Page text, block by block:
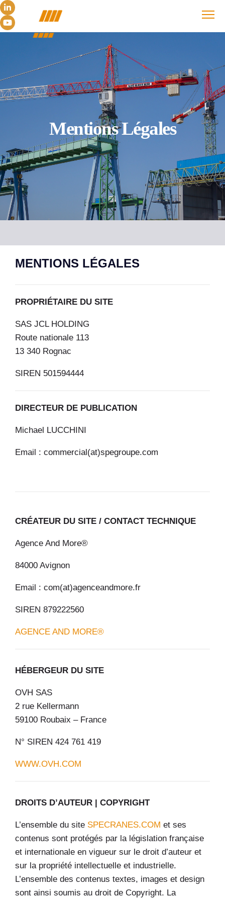
Mentions Légales
MENTIONS LÉGALES
PROPRIÉTAIRE DU SITE
SAS JCL HOLDING
Route nationale 113
13 340 Rognac
SIREN 501594444
DIRECTEUR DE PUBLICATION
Michael LUCCHINI
Email : commercial(at)spegroupe.com
CRÉATEUR DU SITE / CONTACT TECHNIQUE
Agence And More®
84000 Avignon
Email : com(at)agenceandmore.fr
SIREN 879222560
AGENCE AND MORE®
HÉBERGEUR DU SITE
OVH SAS
2 rue Kellermann
59100 Roubaix – France
N° SIREN 424 761 419
WWW.OVH.COM
DROITS D’AUTEUR | COPYRIGHT
L’ensemble du site SPECRANES.COM et ses
contenus sont protégés par la législation française
et internationale en vigueur sur le droit d’auteur et
sur la propriété intellectuelle et industrielle.
L’ensemble des contenus textes, images et design
sont ainsi soumis au droit de Copyright. La